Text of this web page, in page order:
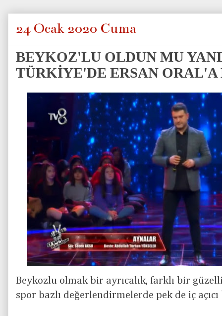
24 Ocak 2020 Cuma
BEYKOZ'LU OLDUN MU
TÜRKİYE'DE ERSAN ORAL'A
Beykozlu olmak bir ayrıcalık, farklı bir
spor bazlı değerlendirmelerde pek de iç